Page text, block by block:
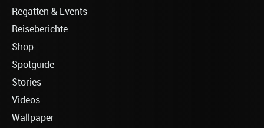
Regatten & Events
Reiseberichte
Shop
Spotguide
Stories
Videos
Wallpaper